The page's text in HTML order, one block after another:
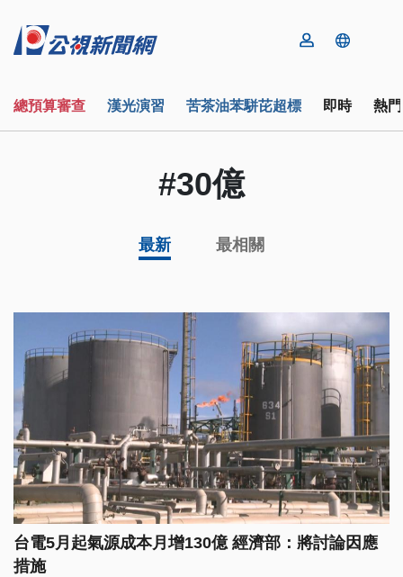
總預算審查 漢光演習 苦茶油苯駢芘超標 即時 熱
#30億
最新 最相關
台電5月起氣源成本月增130億 經濟部：將討論因應
措施